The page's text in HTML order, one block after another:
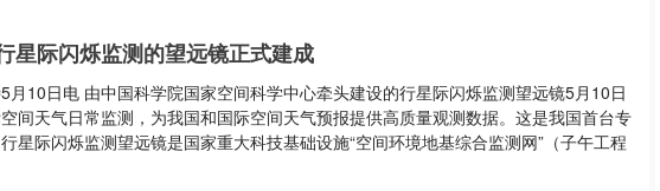
星际闪烁监测的望远镜正式建成
月10日电 由中国科学院国家空间科学中心牵头建设的行星际闪烁监测望远镜5月10日
间天气日常监测，为我国和国际空间天气预报提供高质量观测数据。这是我国首台专
星际闪烁监测望远镜是国家重大科技基础设施“空间环境地基综合监测网”（子午工程